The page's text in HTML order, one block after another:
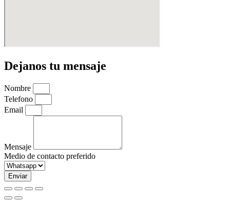
Dejanos tu mensaje
Nombre
Telefono
Email
Mensaje
Medio de contacto preferido
Enviar